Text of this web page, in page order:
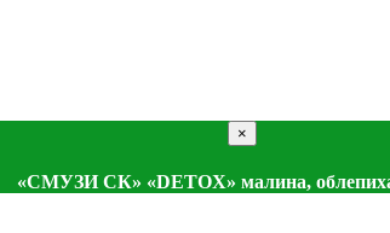
×
«СМУЗИ СК» «DETOX» малина,